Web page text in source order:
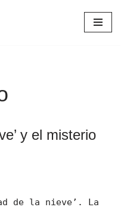
y el misterio
de la nieve’. La